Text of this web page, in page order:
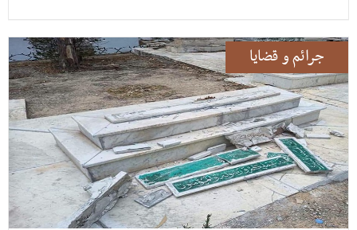
جرائم و قضايا